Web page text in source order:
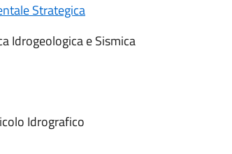
Strategica
Idrogeologica e Sismica
Idrografico